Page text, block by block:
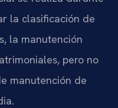
la clasificación de
la manutención
pero no
manutención de